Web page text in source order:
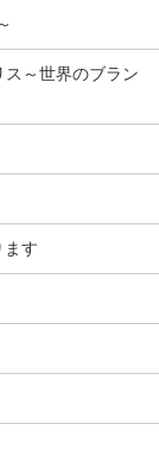
～世界のブラン
ます